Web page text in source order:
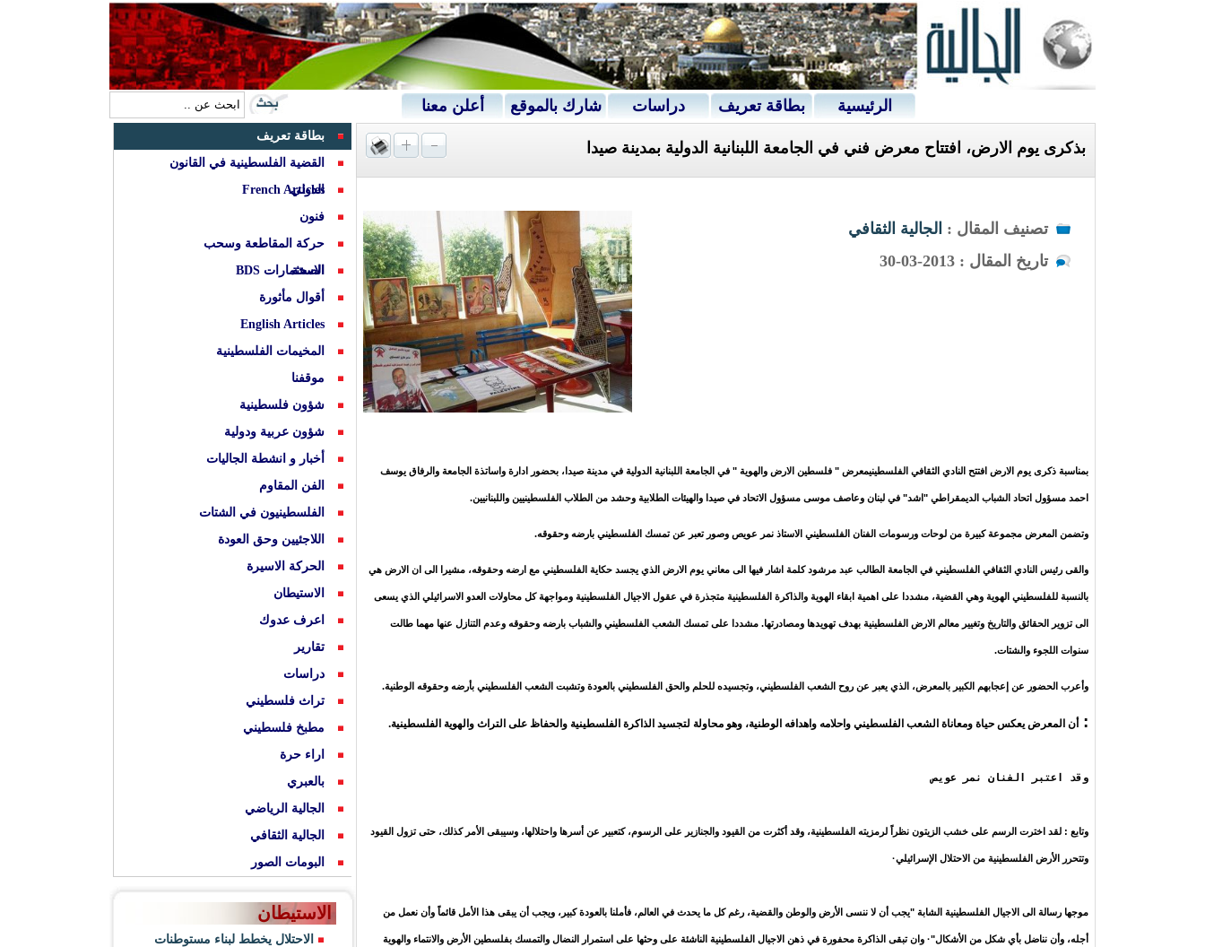
الرئيسية بطاقة تعريف دراسات شارك بالموقع أعلن معنا
بذكرى يوم الارض، افتتاح معرض فني في الجامعة اللبنانية الدولية بمدينة صيدا
تصنيف المقال : الجالية الثقافي
تاريخ المقال : 2013-03-30
بمناسبة ذكرى يوم الارض افتتح النادي الثقافي الفلسطينيمعرض " فلسطين الارض والهوية " في الجامعة اللبنانية الدولية في مدينة صيدا، بحضور ادارة واساتذة الجامعة والرفاق يوسف
احمد مسؤول اتحاد الشباب الديمقراطي "اشد" في لبنان وعاصف موسى مسؤول الاتحاد في صيدا والهيئات الطلابية وحشد من الطلاب الفلسطينيين واللبنانيين.
وتضمن المعرض مجموعة كبيرة من لوحات ورسومات الفنان الفلسطيني الاستاذ نمر عويص وصور تعبر عن تمسك الفلسطيني بارضه وحقوقه.
والقى رئيس النادي الثقافي الفلسطيني في الجامعة الطالب عبد مرشودكلمة اشار فيها الى معاني يوم الارض الذي يجسد حكاية الفلسطيني مع ارضه وحقوقه، مشيرا الى ان الارض هي
بالنسبة للفلسطيني الهوية وهي القضية، مشددا على اهمية ابقاء الهوية والذاكرة الفلسطينية متجذرة في عقول الاجيال الفلسطينية ومواجهة كل محاولات العدو الاسرائيلي الذي يسعى
الى تزوير الحقائق والتاريخ وتغيير معالم الارض الفلسطينية بهدف تهويدها ومصادرتها. مشددا على تمسك الشعب الفلسطيني والشباب بارضه وحقوقه وعدم التنازل عنها مهما طالت
سنوات اللجوء والشتات.
وأعرب الحضور عن إعجابهم الكبير بالمعرض، الذي يعبر عن روح الشعب الفلسطيني، وتجسيده للحلم والحق الفلسطيني بالعودة وتشبت الشعب الفلسطيني بأرضه وحقوقه الوطنية.
: أن المعرض يعكس حياة ومعاناة الشعب الفلسطيني واحلامه واهدافه الوطنية، وهو محاولة لتجسيد الذاكرة الفلسطينية والحفاظ على التراث والهوية الفلسطينية.
وقد اعتبر الفنان نمر عويص
وتابع : لقد اخترت الرسم على خشب الزيتون نظراً لرمزيته الفلسطينية، وقد أكثرت من القيود والجنازير على الرسوم، كتعبير عن أسرها واحتلالها، وسيبقى الأمر كذلك، حتى تزول القيود
وتتحرر الأرض الفلسطينية من الاحتلال الإسرائيلي·
موجها رسالة الى الاجيال الفلسطينية الشابة "يجب أن لا ننسى الأرض والوطن والقضية، رغم كل ما يحدث في العالم، فأملنا بالعودة كبير، ويجب أن يبقى هذا الأمل قائماً وأن نعمل من
أجله، وأن نناضل بأي شكل من الأشكال"· وان تبقى الذاكرة محفورة في ذهن الاجيال الفلسطينية الناشئة على وحثها على استمرار النضال والتمسك بفلسطين الأرض والانتماء والهوية
بطاقة تعريف
القضية الفلسطينية في القانون
الدولي
French Articles
فنون
حركة المقاطعة وسحب
الاستثمارات BDS
الصحة
أقوال مأثورة
English Articles
المخيمات الفلسطينية
موقفنا
شؤون فلسطينية
شؤون عربية ودولية
أخبار و انشطة الجاليات
الفن المقاوم
الفلسطينيون في الشتات
اللاجئيين وحق العودة
الحركة الاسيرة
الاستيطان
اعرف عدوك
تقارير
دراسات
تراث فلسطيني
مطبخ فلسطيني
اراء حرة
بالعبري
الجالية الرياضي
الجالية الثقافي
البومات الصور
الاستيطان
الاحتلال يخطط لبناء مستوطنات